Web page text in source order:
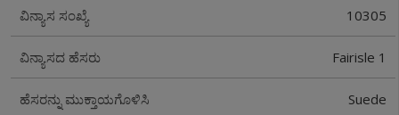
ವಿನ್ಯಾಸ ಸಂಖ್ಯೆ 10305
ವಿನ್ಯಾಸದ ಹೆಸರು Fairisle 1
ಹೆಸರನ್ನು ಮುಕ್ತಾಯಗೊಳಿಸಿ Suede